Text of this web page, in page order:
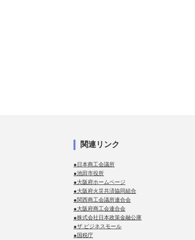
関連リンク
●日本商工会議所
●池田市役所
●大阪府ホームページ
●大阪府火災共済協同組合
●関西商工会議所連合会
●大阪府商工会連合会
●株式会社日本政策金融公庫
●ザ.ビジネスモール
●国税庁